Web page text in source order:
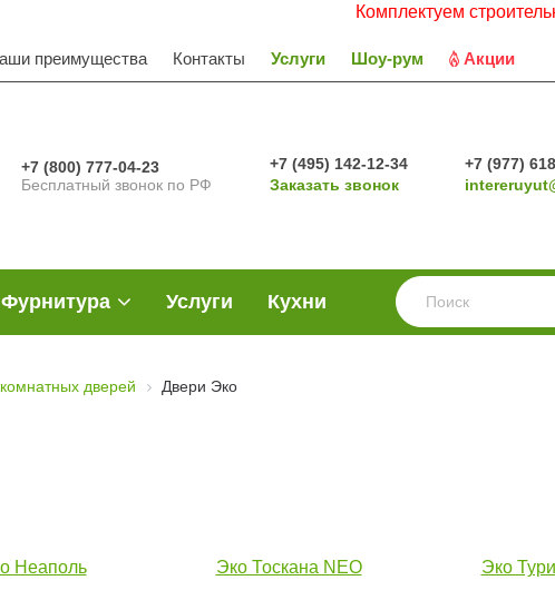
Комплектуем строительные
преимущества Контакты Услуги Шоу-рум Акции
+7 (800) 777-04-23
Бесплатный звонок по РФ
+7 (495) 142-12-34
Заказать звонок
+7 (977)
Фурнитура Услуги Кухни
дверей Двери Эко
Неаполь Эко Тоскана NEO Эко